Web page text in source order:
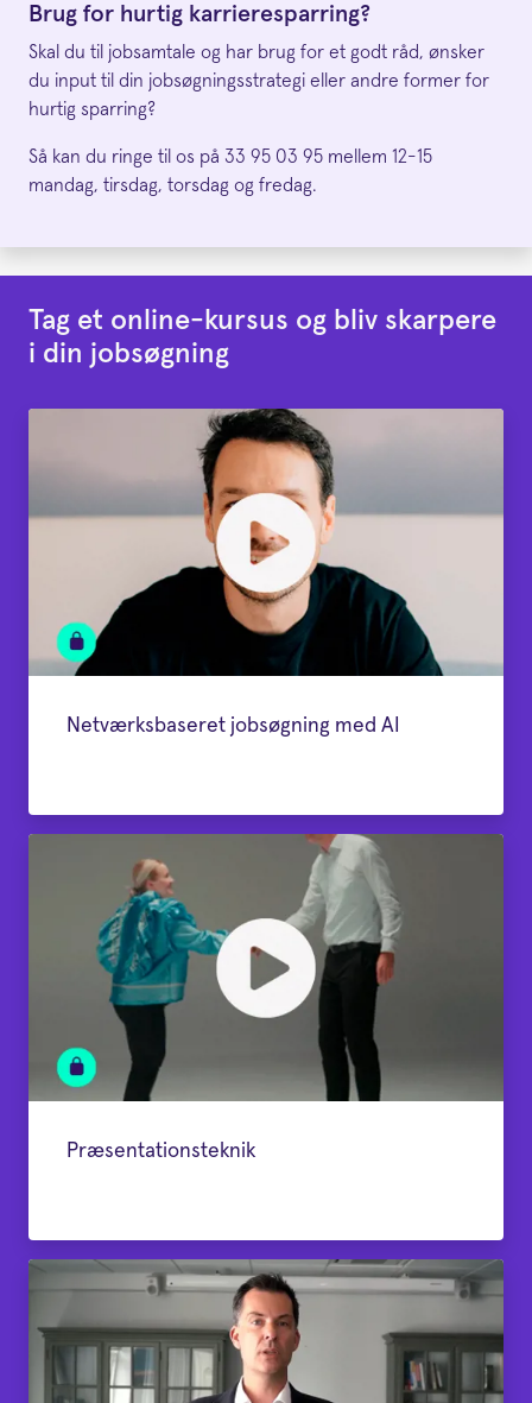
Brug for hurtig karrieresparring?
Skal du til jobsamtale og har brug for et godt råd, ønsker
du input til din jobsøgningsstrategi eller andre former for
hurtig sparring?
Så kan du ringe til os på 33 95 03 95 mellem 12-15
mandag, tirsdag, torsdag og fredag.
Tag et online-kursus og bliv skarpere
i din jobsøgning
Netværksbaseret jobsøgning med AI
Præsentationsteknik